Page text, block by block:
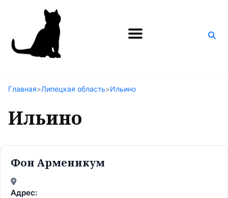
Поиск
Главная>Липецкая область>Ильино
Ильино
Фон Арменикум
Адрес: